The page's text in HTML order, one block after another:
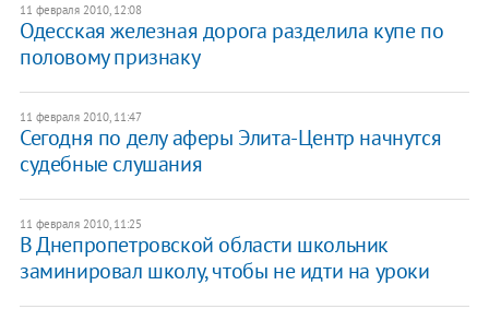
11 февраля 2010, 12:08
Одесская железная дорога разделила купе по
половому признаку
11 февраля 2010, 11:47
Сегодня по делу аферы Элита-Центр начнутся
судебные слушания
11 февраля 2010, 11:25
В Днепропетровской области школьник
заминировал школу, чтобы не идти на уроки